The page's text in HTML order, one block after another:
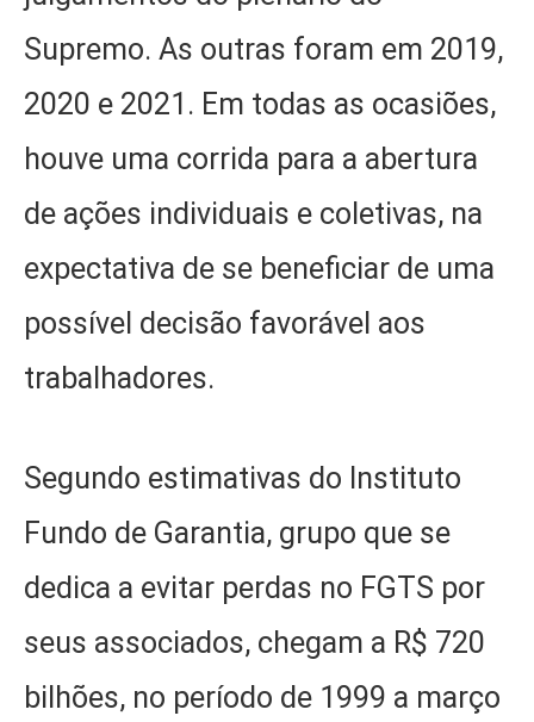
Supremo. As outras foram em 2019,
2020 e 2021. Em todas as ocasiões,
houve uma corrida para a abertura
de ações individuais e coletivas, na
expectativa de se beneficiar de uma
possível decisão favorável aos
trabalhadores.
Segundo estimativas do Instituto
Fundo de Garantia, grupo que se
dedica a evitar perdas no FGTS por
seus associados, chegam a R$ 720
bilhões, no período de 1999 a março